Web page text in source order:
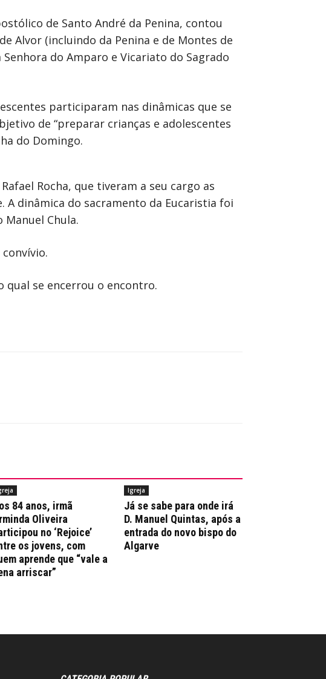
de Santo André da Penina, contou
Alvor (incluindo da Penina e de Montes de
do Amparo e Vicariato do Sagrado
participaram nas dinâmicas que se
de “preparar crianças e adolescentes
do Domingo.
Rocha, que tiveram a seu cargo as
A dinâmica do sacramento da Eucaristia foi
Chula.
qual se encerrou o encontro.
84 anos, irmã
Oliveira
no ‘Rejoice’
os jovens, com
aprende que “vale a
arriscar”
Igreja
Já se sabe para onde irá
D. Manuel Quintas, após a
entrada do novo bispo do
Algarve